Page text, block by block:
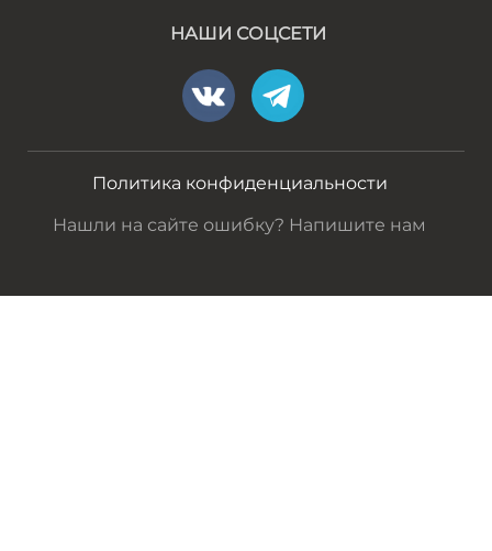
НАШИ СОЦСЕТИ
Политика конфиденциальности
Нашли на сайте ошибку? Напишите нам